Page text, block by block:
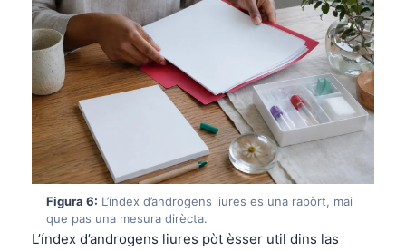
Figura 6: L’índex d’androgens liures es una rapòrt, mai
que pas una mesura dirècta.
L’índex d’androgens liures pòt èsser util dins las
Frysk
Ślōnskŏ gŏdka
Norsk bokmål